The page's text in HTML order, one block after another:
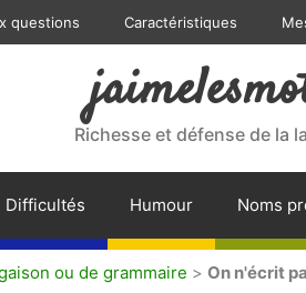
questions Caractéristiques
Richesse et défense de la
Difficultés Humour Noms
ou de grammaire > On n'écrit